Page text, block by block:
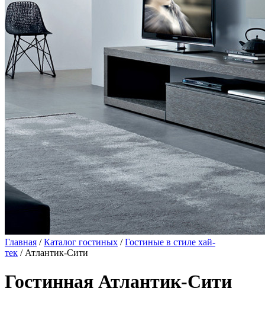
Главная /Каталог гостиных /Гостиные в стиле хай-
тек / Атлантик-Сити
Гостинная Атлантик-Сити